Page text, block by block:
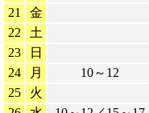
21
金
22
土
23
日
24
月 10～12
25
火